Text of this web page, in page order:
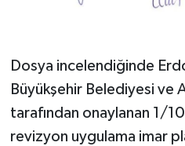
Dosya incelendiğinde
Büyükşehir Belediyesi ve
tarafından onaylanan 1/
revizyon uygulama imar